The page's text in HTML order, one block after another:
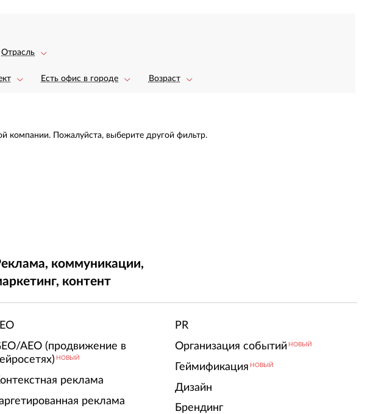
Отрасль
Есть офис в городе Возраст
компании. Пожалуйста, выберите другой фильтр.
коммуникации,
контент
AEO (продвижение в
НОВЫЙ
реклама
реклама
PR
Организация событий НОВЫЙ
Геймификация НОВЫЙ
Дизайн
Брендинг